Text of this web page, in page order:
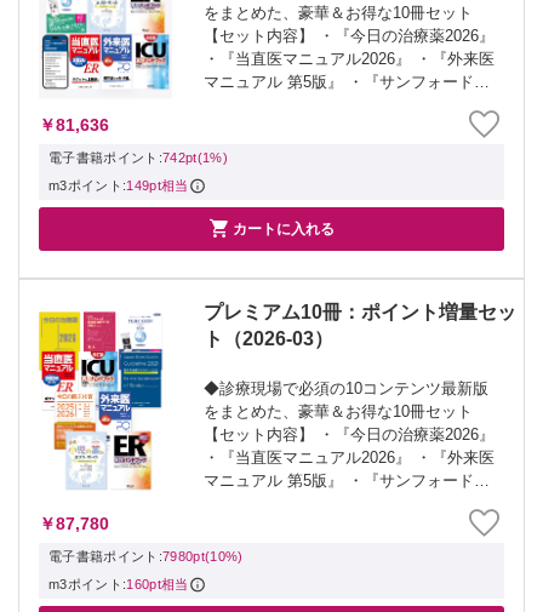
をまとめた、豪華＆お得な10冊セット
【セット内容】 ・『今日の治療薬2026』
・『当直医マニュアル2026』 ・『外来医
マニュアル 第5版』 ・『サンフォード感
2027 内科・外科編』 ・『脳卒中治療ガ
イドライン20...
￥81,636
電子書籍ポイント:742pt(1%)
m3ポイント:149pt相当
 カートに入れる
プレミアム10冊：ポイント増量セッ
ト（2026-03）
◆診療現場で必須の10コンテンツ最新版
をまとめた、豪華＆お得な10冊セット
【セット内容】 ・『今日の治療薬2026』
・『当直医マニュアル2026』 ・『外来医
マニュアル 第5版』 ・『サンフォード感
2026 内科・外科編』 ・『脳卒中治療ガ
イドライン20...
￥87,780
電子書籍ポイント:7980pt(10%)
m3ポイント:160pt相当